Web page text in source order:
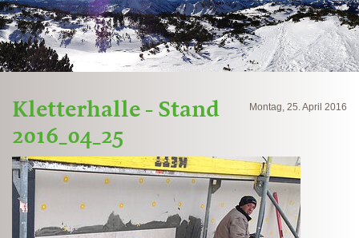
Montag, 25. April 2016
Kletterhalle - Stand
2016_04_25